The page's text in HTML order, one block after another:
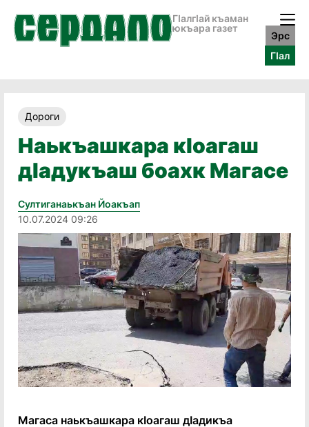
ГӀалгӀай къаман
юкъара газет
Эрс
ГӀал
Дороги
Наькъашкара кӀоагаш
дӀадукъаш боахк Магасе
Султиганаькъан Йоакъап
10.07.2024 09:26
Магаса наькъашкара кӀоагаш дӀадикъа